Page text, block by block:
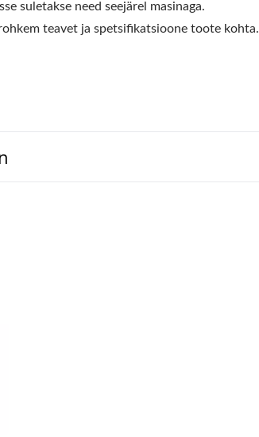
suletakse need seejärel masinaga.
teavet ja spetsifikatsioone toote kohta.